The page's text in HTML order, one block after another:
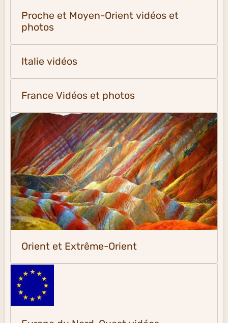
Proche et Moyen-Orient vidéos et
photos
Italie vidéos
France Vidéos et photos
Orient et Extrême-Orient